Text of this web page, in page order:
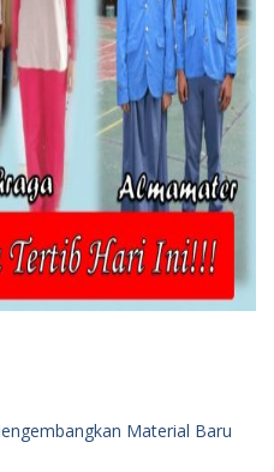
Material Baru